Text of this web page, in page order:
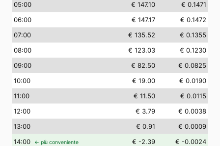
05:00 € 147.10
€ 0.1471
06:00 € 147.17
€ 0.1472
07:00 € 135.52
€ 0.1355
08:00 € 123.03
€ 0.1230
09:00 € 82.50
€ 0.0825
10:00 € 19.00
€ 0.0190
11:00 € 11.50
€ 0.0115
12:00 € 3.79
€ 0.0038
13:00 € 0.91
€ 0.0009
14:00 ← più conveniente € -2.39
€ -0.0024